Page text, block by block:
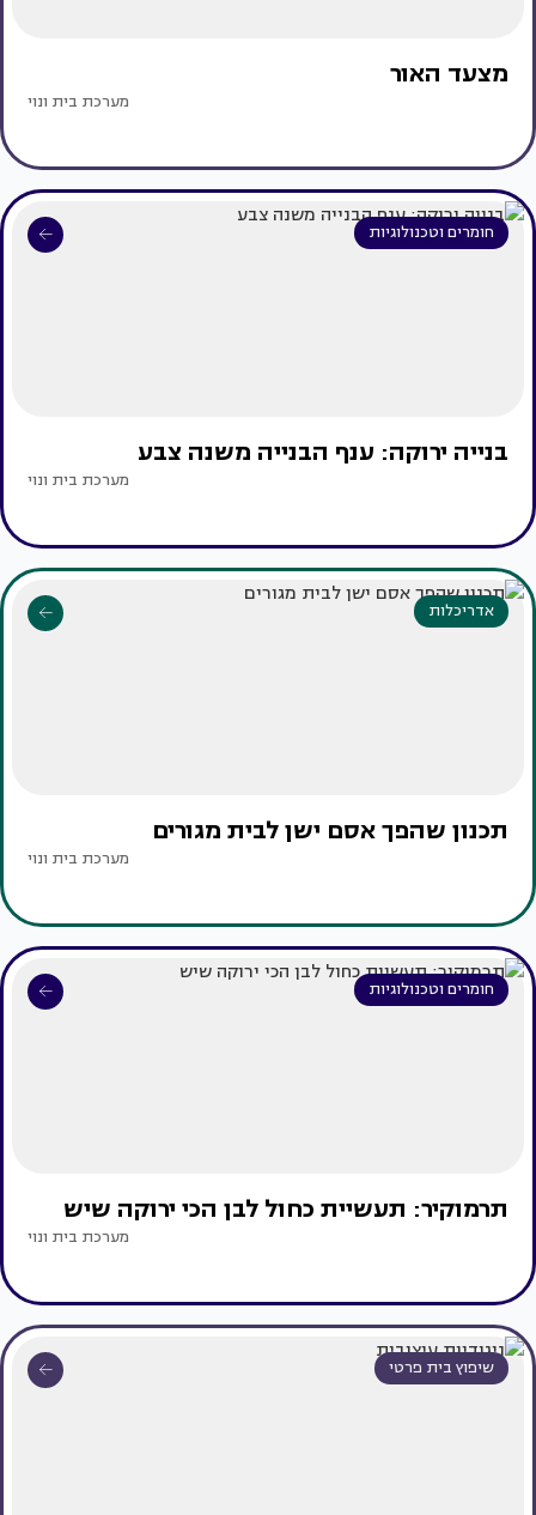
מצעד האור
מערכת בית ונוי
חומרים וטכנולוגיות
בנייה ירוקה: ענף הבנייה משנה צבע
מערכת בית ונוי
אדריכלות
תכנון שהפך אסם ישן לבית מגורים
מערכת בית ונוי
חומרים וטכנולוגיות
תרמוקיר: תעשיית כחול לבן הכי ירוקה שיש
מערכת בית ונוי
שיפוץ בית פרטי